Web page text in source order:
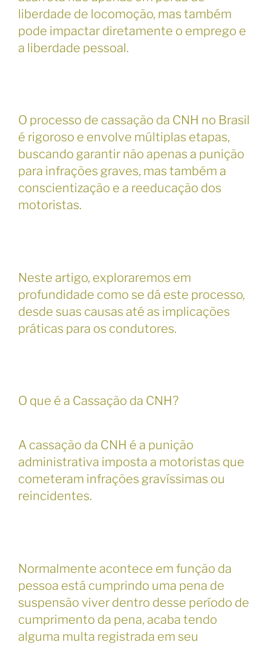
liberdade de locomoção, mas também
pode impactar diretamente o emprego e
a liberdade pessoal.
O processo de cassação da CNH no Brasil
é rigoroso e envolve múltiplas etapas,
buscando garantir não apenas a punição
para infrações graves, mas também a
conscientização e a reeducação dos
motoristas.
Neste artigo, exploraremos em
profundidade como se dá este processo,
desde suas causas até as implicações
práticas para os condutores.
O que é a Cassação da CNH?
A cassação da CNH é a punição
administrativa imposta a motoristas que
cometeram infrações gravíssimas ou
reincidentes.
Normalmente acontece em função da
pessoa está cumprindo uma pena de
suspensão viver dentro desse período de
cumprimento da pena, acaba tendo
alguma multa registrada em seu